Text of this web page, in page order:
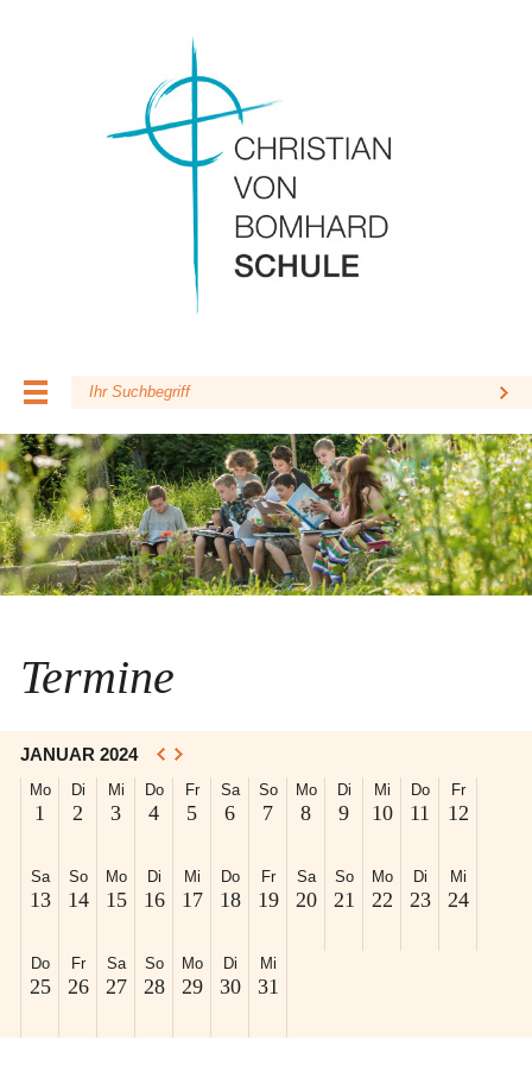
Termine
JANUAR 2024
Mo
1
Di
2
Mi
3
Do
4
Fr
5
Sa
6
So
7
Mo
8
Di
9
Mi
10
Do
11
Fr
12
Sa
13
So
14
Mo
15
Di
16
Mi
17
Do
18
Fr
19
Sa
20
So
21
Mo
22
Di
23
Mi
24
Do
25
Fr
26
Sa
27
So
28
Mo
29
Di
30
Mi
31